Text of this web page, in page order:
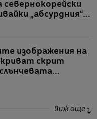
„абсурдния“
им
изображения на
скрит
виж още